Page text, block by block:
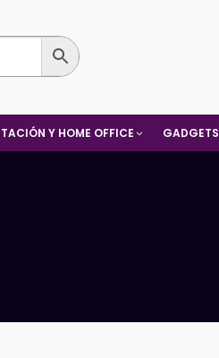
Y HOME OFFICE GADGETS